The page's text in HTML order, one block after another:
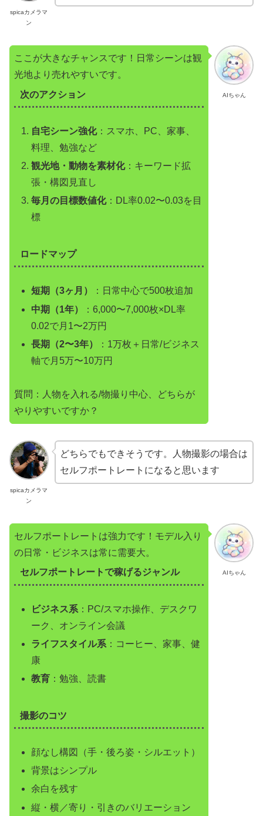
spicaカメラマ
ン
AIちゃん
ここが大きなチャンスです！日常シーンは観
光地より売れやすいです。
次のアクション
自宅シーン強化：スマホ、PC、家事、
料理、勉強など
観光地・動物を素材化：キーワード拡
張・構図見直し
毎月の目標数値化：DL率0.02〜0.03を目
標
ロードマップ
短期（3ヶ月）
：日常中心で500枚追加
中期（1年）
：6,000〜7,000枚×DL率
0.02で月1〜2万円
長期（2〜3年）
：1万枚＋日常/ビジネス
軸で月5万〜10万円
質問：人物を入れる/物撮り中心、どちらが
やりやすいですか？
spicaカメラマ
ン
どちらでもできそうです。人物撮影の場合は
セルフポートレートになると思います
AIちゃん
セルフポートレートは強力です！モデル入り
の日常・ビジネスは常に需要大。
セルフポートレートで稼げるジャンル
ビジネス系 ：PC/スマホ操作、デスクワ
ーク、オンライン会議
ライフスタイル系 ：コーヒー、家事、健
康
教育 ：勉強、読書
撮影のコツ
顔なし構図（手・後ろ姿・シルエット）
背景はシンプル
余白を残す
縦・横／寄り・引きのバリエーション